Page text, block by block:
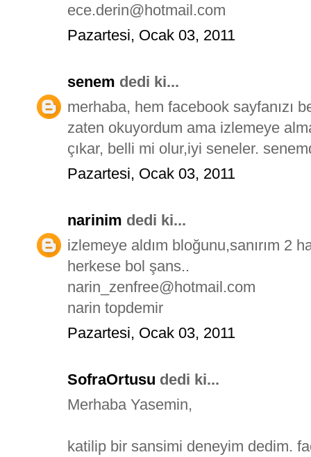
ece.derin@hotmail.com
Pazartesi, Ocak 03, 2011
senem dedi ki...
merhaba, hem facebook sayfanızı
zaten okuyordum ama izlemeye
çıkar, belli mi olur,iyi seneler.
Pazartesi, Ocak 03, 2011
narinim dedi ki...
izlemeye aldım bloğunu,sanırım 2
herkese bol şans..
narin_zenfree@hotmail.com
narin topdemir
Pazartesi, Ocak 03, 2011
SofraOrtusu dedi ki...
Merhaba Yasemin,
katilip bir sansimi deneyim dedim.